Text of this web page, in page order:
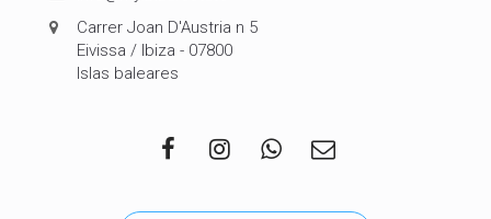
Carrer Joan D'Austria n 5
Eivissa / Ibiza - 07800
Islas baleares